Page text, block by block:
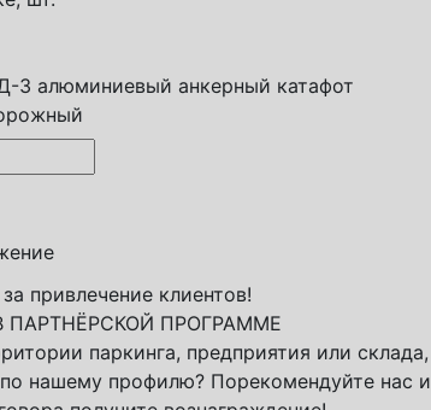
3 алюминиевый анкерный катафот
привлечение клиентов!
ПАРТНЁРСКОЙ ПРОГРАММЕ
паркинга, предприятия или склада,
нашему профилю? Порекомендуйте нас и